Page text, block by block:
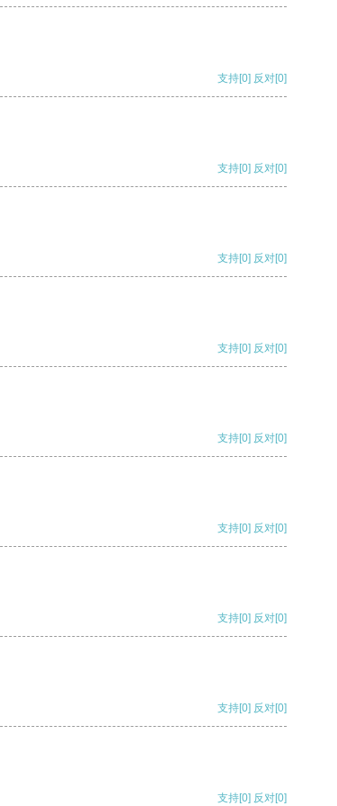
支持[0] 反对[0]
支持[0] 反对[0]
支持[0] 反对[0]
支持[0] 反对[0]
支持[0] 反对[0]
支持[0] 反对[0]
支持[0] 反对[0]
支持[0] 反对[0]
支持[0] 反对[0]